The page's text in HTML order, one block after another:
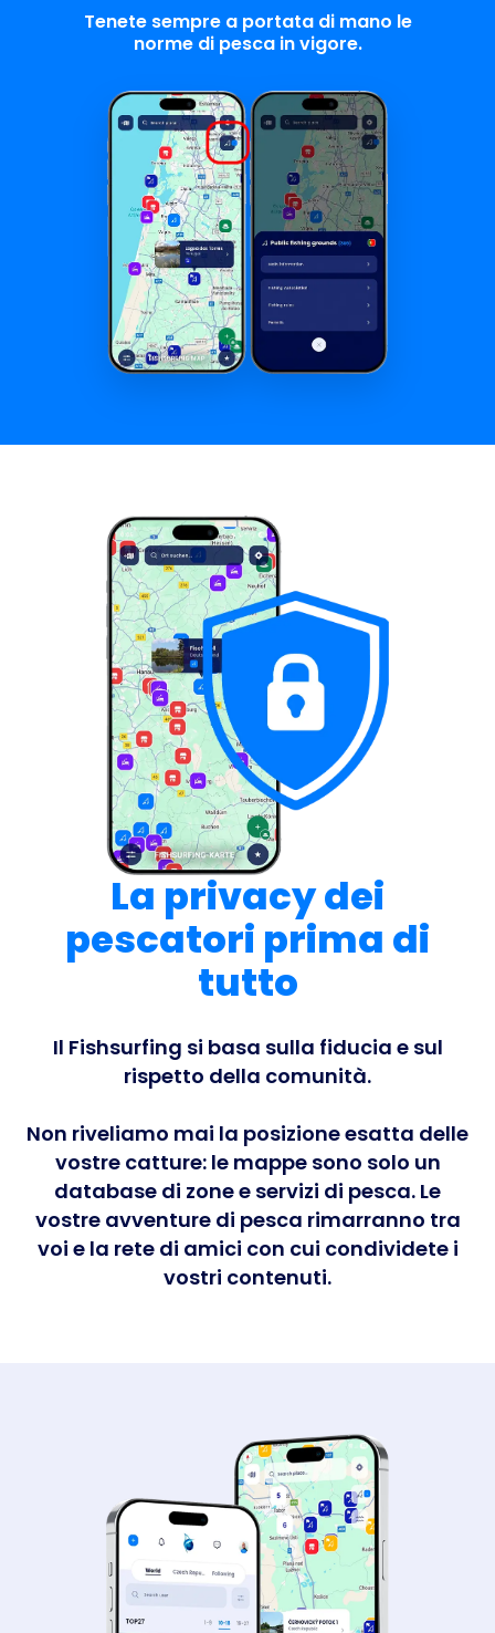
Tenete sempre a portata di mano le
norme di pesca in vigore.
La privacy dei
pescatori prima di
tutto
Il Fishsurfing si basa sulla fiducia e sul
rispetto della comunità.
Non riveliamo mai la posizione esatta delle
vostre catture: le mappe sono solo un
database di zone e servizi di pesca. Le
vostre avventure di pesca rimarranno tra
voi e la rete di amici con cui condividete i
vostri contenuti.